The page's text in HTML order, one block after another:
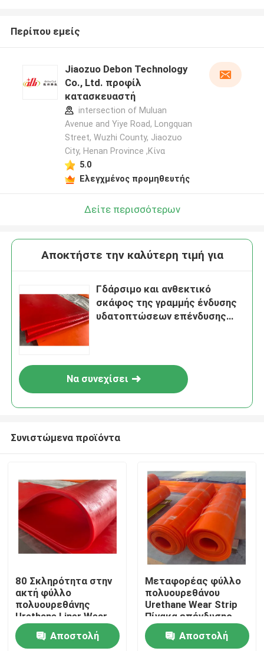
Προϊόντα
Βίντεο
Περίπου εμείς
Jiaozuo Debon Technology
Co., Ltd. προφίλ
κατασκευαστή
intersection of Muluan
Avenue and Yiye Road, Longquan
Street, Wuzhi County, Jiaozuo
City, Henan Province ,Κίνα
5.0
Ελεγχμένος προμηθευτής
Δείτε περισσότερων
Αποκτήστε την καλύτερη τιμή για
Γδάρσιμο και ανθεκτικό
σκάφος της γραμμής ένδυσης
υδατοπτώσεων επένδυσης
Να συνεχίσει
Συνιστώμενα προϊόντα
80 Σκληρότητα στην
ακτή φύλλο
πολυουρεθάνης
Urethane Liner Wear
Plates
Αποστολή
Μεταφορέας φύλλο
πολυουρεθάνου
Urethane Wear Strip
Πίνακα επένδυσης
σωλήνα
Αποστολή